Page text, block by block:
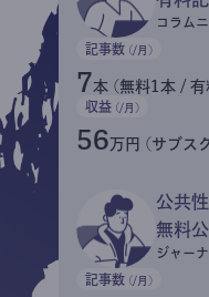
コラム
記事数 (/月)
7本 (無料1本 / 有
収益 (/月)
56万円 (サブス
公共
無料
ジャー
記事数 (/月)